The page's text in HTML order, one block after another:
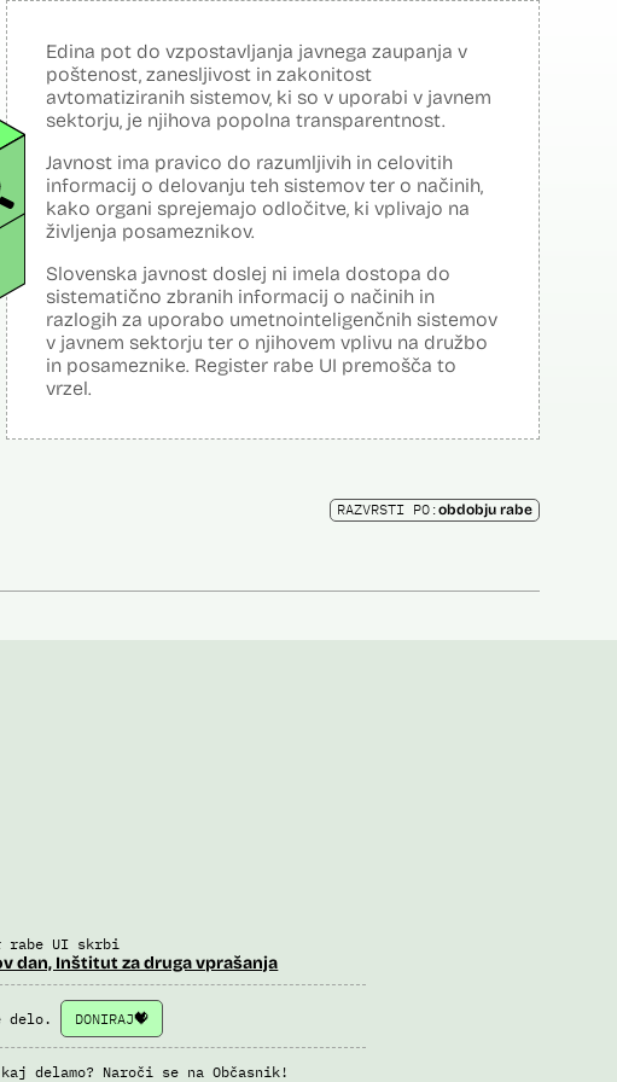
Edina pot do vzpostavljanja javnega zaupanja v
poštenost, zanesljivost in zakonitost
avtomatiziranih sistemov, ki so v uporabi v javnem
sektorju, je njihova popolna transparentnost.
Javnost ima pravico do razumljivih in celovitih
informacij o delovanju teh sistemov ter o načinih,
kako organi sprejemajo odločitve, ki vplivajo na
življenja posameznikov.
Slovenska javnost doslej ni imela dostopa do
sistematično zbranih informacij o načinih in
razlogih za uporabo umetnointeligenčnih sistemov
v javnem sektorju ter o njihovem vplivu na družbo
in posameznike. Register rabe UI premošča to
vrzel.
RAZVRSTI PO:obdobju rabe
rabe UI skrbi
dan, Inštitut za druga vprašanja
delo. DONIRAJ
delamo? Naroči se na Občasnik!